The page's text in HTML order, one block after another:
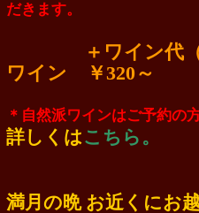
だきます。
＋ワイン代
ワイン ￥320～
＊自然派ワインはご予約の
詳しくはこちら 。
満月の晩 お近くにお